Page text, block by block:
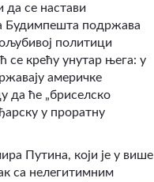
да се настави
Будимпешта подржава
политици
се крећу унутар њега: у
америчке
да ће „бриселско
у проратну
Путина, који је у више
са нелегитимним